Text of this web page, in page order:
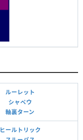
ルーレット
シャペウ
軸裏ターン
ヒールトリック